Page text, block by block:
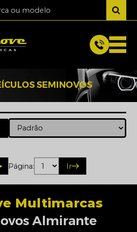
SEMINOVOS
Página: Ir
Multimarcas
Almirante